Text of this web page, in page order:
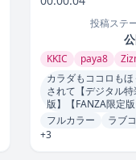
投稿ステ
KKIC paya8
カラダもココロもほ
されて【デジタル特
版】【FANZA限定版
フルカラー
ラブ
+3